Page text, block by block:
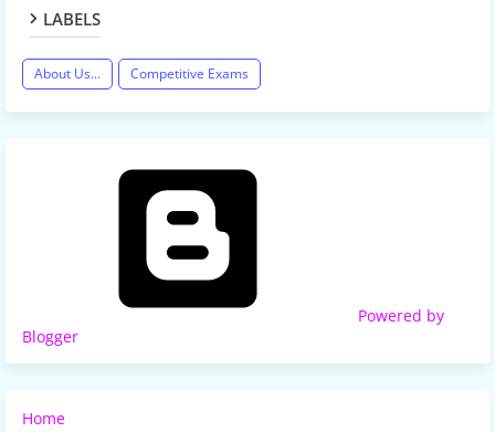
LABELS
About Us... Competitive Exams
Powered by
Blogger
Home